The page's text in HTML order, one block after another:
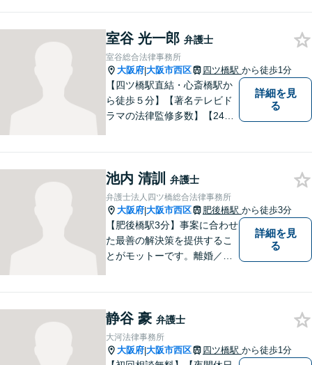
離婚／相続／不動産関連／企
業法務など、幅広く対応。ご
相談者様とともに問題を解決
していきます。
室谷 光一郎 弁護士
室谷総合法律事務所
大阪府|大阪市西区 四ツ橋駅 から徒歩1分
【四ツ橋駅直結・心斎橋駅か
ら徒歩５分】【著名テレビド
ラマの法律監修多数】【24時
強く意識しております！
詳細を見
る
池内 清訓 弁護士
弁護士法人四ツ橋総合法律事務所
大阪府|大阪市西区 肥後橋駅 から徒歩3分
【肥後橋駅3分】事案に合わせ
た最善の解決策を提供するこ
とがモットーです。離婚／交
で、皆様の抱えるお困りごと
を解決へとスピーディに導き
ます。
詳細を見
る
静谷 豪 弁護士
大河法律事務所
大阪府|大阪市西区 四ツ橋駅 から徒歩1分